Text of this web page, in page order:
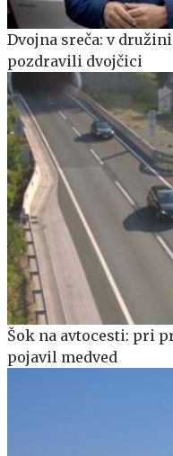
Dvojna sreča: v
pozdravili dvojčici
Šok na avtocesti: pri
pojavil medved